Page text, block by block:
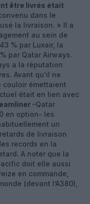
être livrés était
dans le
la livraison. » Il a
au sein de
% par Luxair, la
par Qatar Airways.
a la réputation
Avant qu’il ne
couloir émettaient
était en lien avec
–Qatar
en option- les
un
de livraison
records en la
A noter que la
doit elle aussi
en commande,
(devant l’A380),